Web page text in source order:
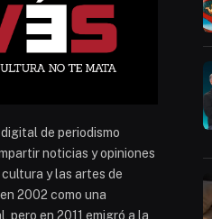
de periodismo
noticias y opiniones
y las artes de
2002 como una
pero en 2011 emigró a la